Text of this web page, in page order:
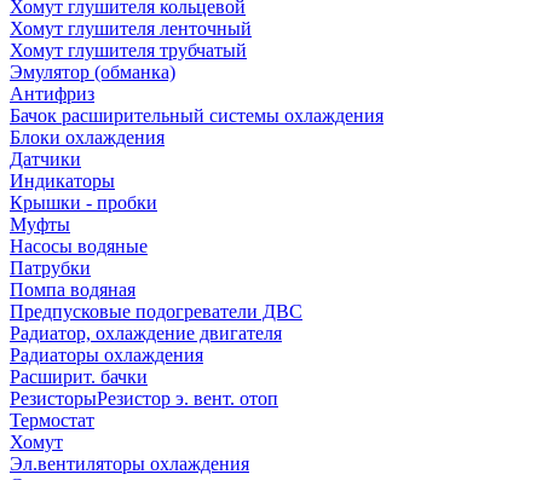
Хомут глушителя кольцевой
Хомут глушителя ленточный
Хомут глушителя трубчатый
Эмулятор (обманка)
Антифриз
Бачок расширительный системы охлаждения
Блоки охлаждения
Датчики
Индикаторы
Крышки - пробки
Муфты
Насосы водяные
Патрубки
Помпа водяная
Предпусковые подогреватели ДВС
Радиатор, охлаждение двигателя
Радиаторы охлаждения
Расширит. бачки
РезисторыРезистор э. вент. отоп
Термостат
Хомут
Эл.вентиляторы охлаждения